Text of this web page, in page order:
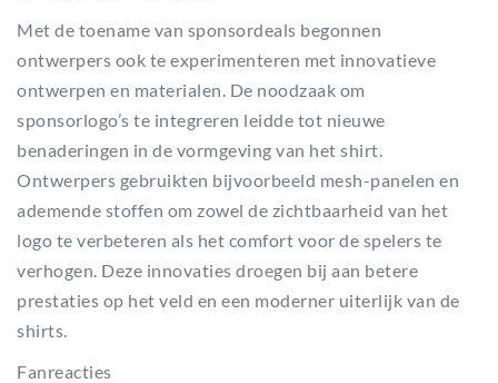
Met de toename van sponsordeals begonnen
ontwerpers ook te experimenteren met innovatieve
ontwerpen en materialen. De noodzaak om
sponsorlogo’s te integreren leidde tot nieuwe
benaderingen in de vormgeving van het shirt.
Ontwerpers gebruikten bijvoorbeeld mesh-panelen en
ademende stoffen om zowel de zichtbaarheid van het
logo te verbeteren als het comfort voor de spelers te
verhogen. Deze innovaties droegen bij aan betere
prestaties op het veld en een moderner uiterlijk van de
shirts.
Fanreacties